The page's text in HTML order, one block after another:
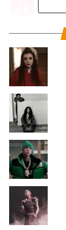
SUJETS ASSOCIÉS: